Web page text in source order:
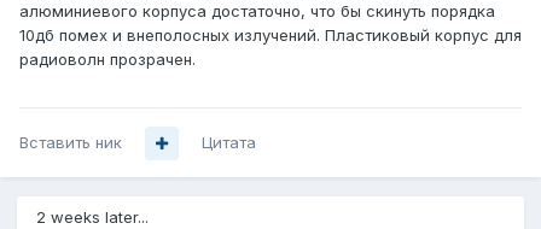
алюминиевого корпуса достаточно, что бы скинуть порядка
10дб помех и внеполосных излучений. Пластиковый корпус для
радиоволн прозрачен.
Вставить ник Цитата
2 weeks later...